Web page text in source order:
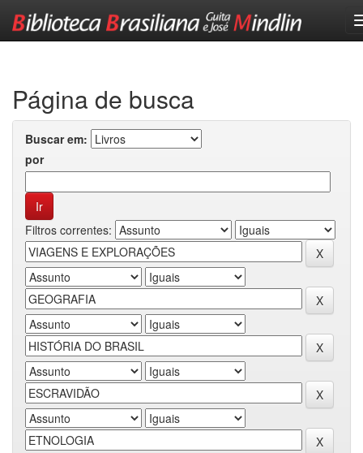
Página de busca
Buscar em:
por
Filtros correntes: